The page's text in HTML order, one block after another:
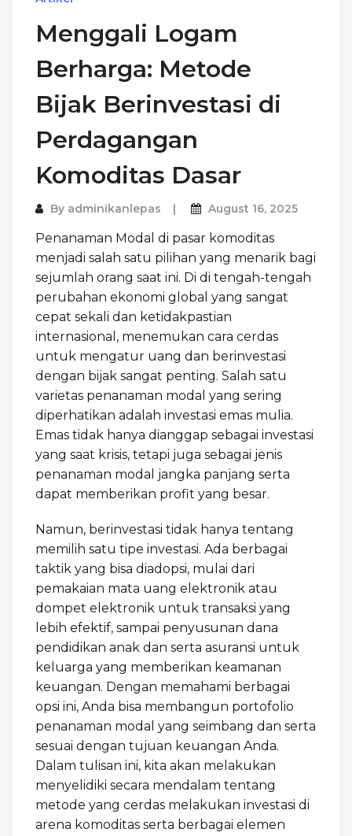
Menggali Logam
Berharga: Metode
Bijak Berinvestasi di
Perdagangan
Komoditas Dasar
By adminikanlepas August 16, 2025
Penanaman Modal di pasar komoditas
menjadi salah satu pilihan yang menarik bagi
sejumlah orang saat ini. Di di tengah-tengah
perubahan ekonomi global yang sangat
cepat sekali dan ketidakpastian
internasional, menemukan cara cerdas
untuk mengatur uang dan berinvestasi
dengan bijak sangat penting. Salah satu
varietas penanaman modal yang sering
diperhatikan adalah investasi emas mulia.
Emas tidak hanya dianggap sebagai investasi
yang saat krisis, tetapi juga sebagai jenis
penanaman modal jangka panjang serta
dapat memberikan profit yang besar.
Namun, berinvestasi tidak hanya tentang
memilih satu tipe investasi. Ada berbagai
taktik yang bisa diadopsi, mulai dari
pemakaian mata uang elektronik atau
dompet elektronik untuk transaksi yang
lebih efektif, sampai penyusunan dana
pendidikan anak dan serta asuransi untuk
keluarga yang memberikan keamanan
keuangan. Dengan memahami berbagai
opsi ini, Anda bisa membangun portofolio
penanaman modal yang seimbang dan serta
sesuai dengan tujuan keuangan Anda.
Dalam tulisan ini, kita akan melakukan
menyelidiki secara mendalam tentang
metode yang cerdas melakukan investasi di
arena komoditas serta berbagai elemen